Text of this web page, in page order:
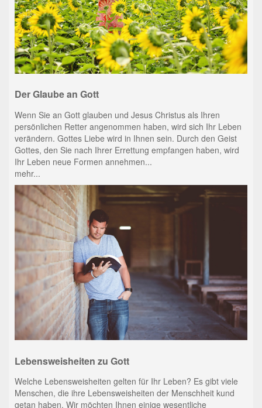
Der Glaube an Gott
Wenn Sie an Gott glauben und Jesus Christus als Ihren
persönlichen Retter angenommen haben, wird sich Ihr Leben
verändern. Gottes Liebe wird in Ihnen sein. Durch den Geist
Gottes, den Sie nach Ihrer Errettung empfangen haben, wird
Ihr Leben neue Formen annehmen...
mehr...
Lebensweisheiten zu Gott
Welche Lebensweisheiten gelten für Ihr Leben? Es gibt viele
Menschen, die ihre Lebensweisheiten der Menschheit kund
getan haben. Wir möchten Ihnen einige wesentliche